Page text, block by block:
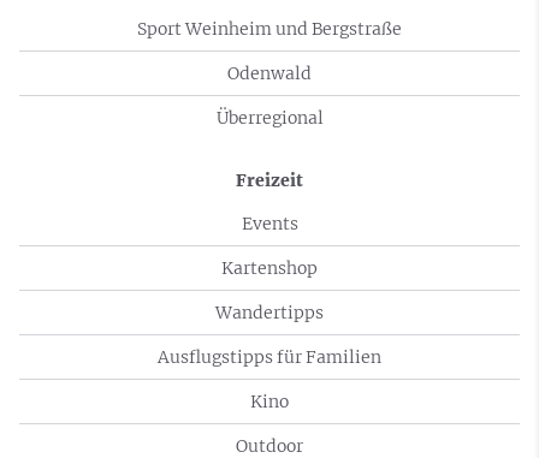
Sport Weinheim und Bergstraße
Odenwald
Überregional
Freizeit
Events
Kartenshop
Wandertipps
Ausflugstipps für Familien
Kino
Outdoor